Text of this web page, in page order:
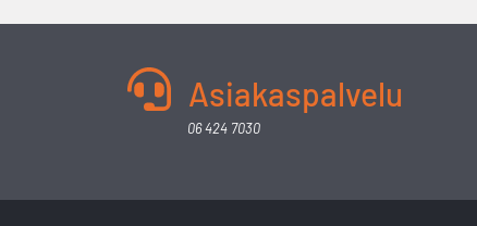
Asiakaspalvelu
06 424 7030